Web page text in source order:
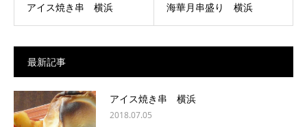
アイス焼き串 横浜 海華月串盛り 横浜
最新記事
アイス焼き串 横浜
2018.07.05